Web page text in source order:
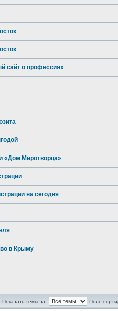
сайт о профессиях
«Дом Миротворца»
на сегодня
в Крыму
Показать темы за: Поле